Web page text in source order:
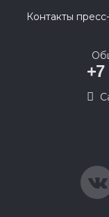
Контакты